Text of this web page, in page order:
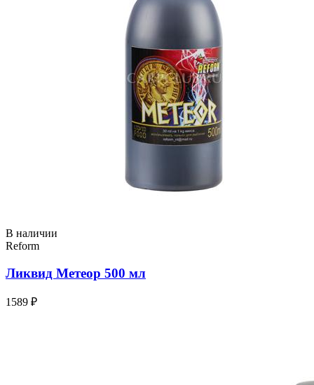
В наличии
Reform
Ликвид Метеор 500 мл
1589 ₽